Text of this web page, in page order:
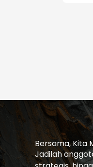
Bersama, Kita
Jadilah